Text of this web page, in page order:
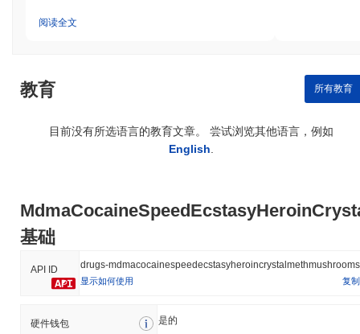
阅读全文
教育 所有教育
目前没有所选语言的教育文章。 尝试浏览其他语言，例如
English
基础
API ID drugs-mdmacocainespeedecstasyheroincrystalmethmushrooms
复制
显示如何使用
硬件钱包 是的